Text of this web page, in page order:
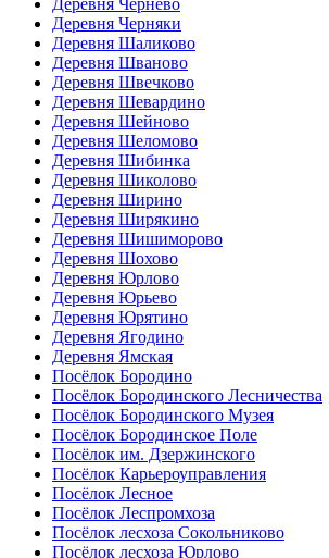
Деревня Чернево
Деревня Черняки
Деревня Шаликово
Деревня Шваново
Деревня Швечково
Деревня Шевардино
Деревня Шейново
Деревня Шеломово
Деревня Шибинка
Деревня Шиколово
Деревня Ширино
Деревня Ширякино
Деревня Шишиморово
Деревня Шохово
Деревня Юрлово
Деревня Юрьево
Деревня Юрятино
Деревня Ягодино
Деревня Ямская
Посёлок Бородино
Посёлок Бородинского Лесничества
Посёлок Бородинского Музея
Посёлок Бородинское Поле
Посёлок им. Дзержинского
Посёлок Карьероуправления
Посёлок Лесное
Посёлок Леспромхоза
Посёлок лесхоза Сокольниково
Посёлок лесхоза Юрлово